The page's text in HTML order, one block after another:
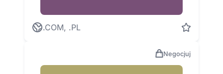
.COM, .PL
Negocjuj